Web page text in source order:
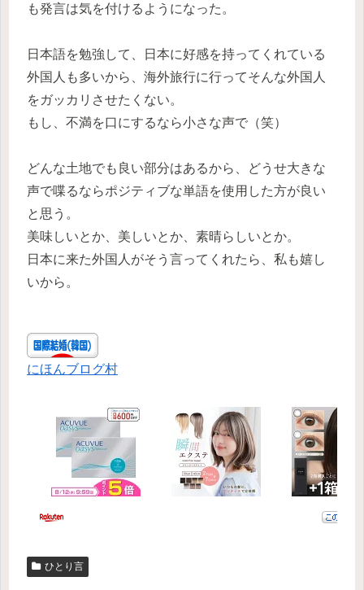
も発言は気を付けるようになった。
日本語を勉強して、日本に好感を持ってくれている
外国人も多いから、海外旅行に行ってそんな外国人
をガッカリさせたくない。
もし、不満を口にするなら小さな声で（笑）
どんな土地でも良い部分はあるから、どうせ大きな
声で喋るならポジティブな単語を使用した方が良い
と思う。
美味しいとか、美しいとか、素晴らしいとか。
日本に来た外国人がそう言ってくれたら、私も嬉し
いから。
にほんブログ村
ひとり言